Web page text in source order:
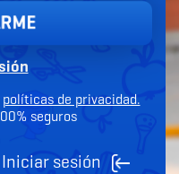
políticas de privacidad.
seguros
Iniciar sesión